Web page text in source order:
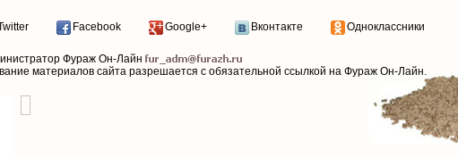
Facebook Google+ Вконтакте Одноклассники
Фураж Он-Лайн
материалов сайта разрешается с обязательной ссылкой на Фураж Он-Лайн.